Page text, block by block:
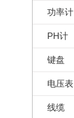
功率计
PH计
键盘
电压表
线缆